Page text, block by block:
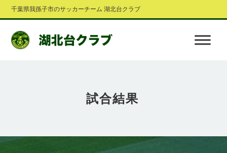
千葉県我孫子市のサッカーチーム 湖北台クラブ
試合結果